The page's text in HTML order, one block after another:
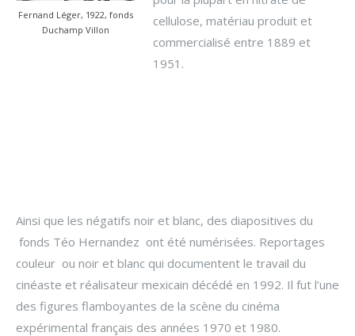
Fernand Léger, 1922, fonds
Duchamp Villon
cellulose, matériau produit et
commercialisé entre 1889 et
1951.
Ainsi que les négatifs noir et blanc, des diapositives du
fonds Téo Hernandez ont été numérisées. Reportages
couleur ou noir et blanc qui documentent le travail du
cinéaste et réalisateur mexicain décédé en 1992. Il fut l’une
des figures flamboyantes de la scène du cinéma
expérimental français des années 1970 et 1980.